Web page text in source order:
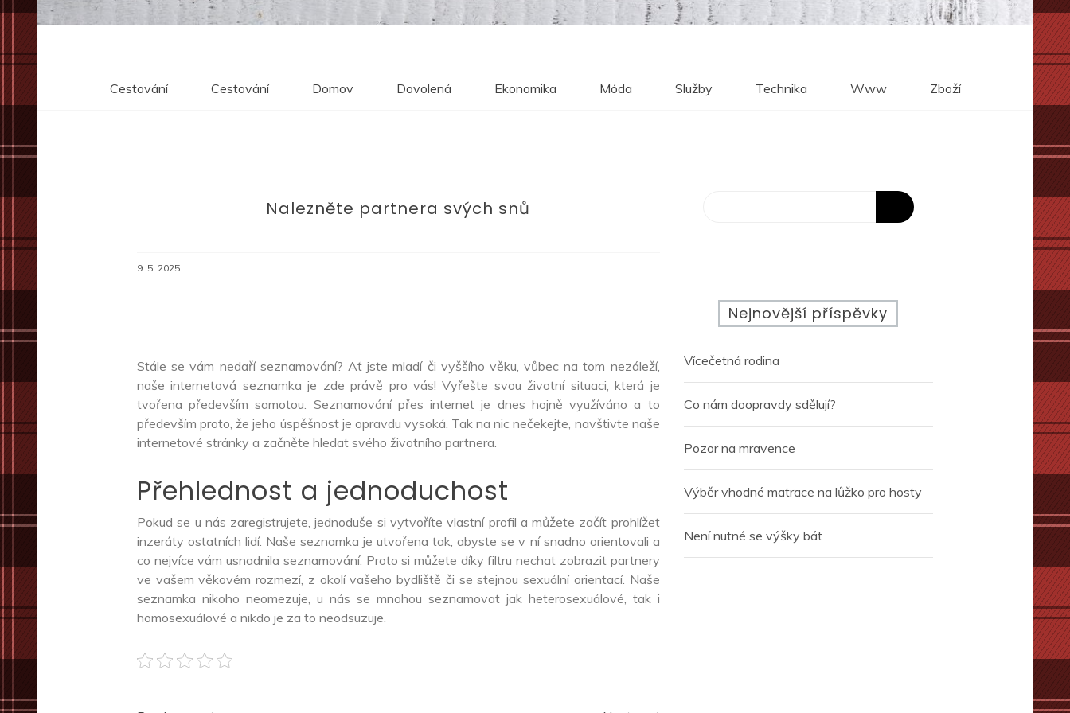
Cestování Cestování Domov Dovolená Ekonomika Móda Služby Technika Www Zboží
Nalezněte partnera svých snů
9. 5. 2025
Stále se vám nedaří seznamování? Ať jste mladí či vyššího věku, vůbec na tom nezáleží,
naše internetová seznamka je zde právě pro vás! Vyřešte svou životní situaci, která je
tvořena především samotou. Seznamování přes internet je dnes hojně využíváno a to
především proto, že jeho úspěšnost je opravdu vysoká. Tak na nic nečekejte, navštivte naše
internetové stránky a začněte hledat svého životního partnera.
Přehlednost a jednoduchost
Pokud se u nás zaregistrujete, jednoduše si vytvoříte vlastní profil a můžete začít prohlížet
inzeráty ostatních lidí. Naše seznamka je utvořena tak, abyste se v ní snadno orientovali a
co nejvíce vám usnadnila seznamování. Proto si můžete díky filtru nechat zobrazit partnery
ve vašem věkovém rozmezí, z okolí vašeho bydliště či se stejnou sexuální orientací. Naše
seznamka nikoho neomezuje, u nás se mnohou seznamovat jak heterosexuálové, tak i
homosexuálové a nikdo je za to neodsuzuje.
Nejnovější příspěvky
Vícečetná rodina
Co nám doopravdy sdělují?
Pozor na mravence
Výběr vhodné matrace na lůžko pro hosty
Není nutné se výšky bát